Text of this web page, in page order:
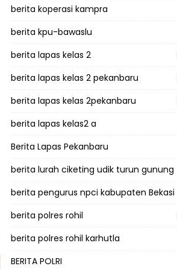
berita koperasi kampra
berita kpu-bawaslu
berita lapas kelas 2
berita lapas kelas 2 pekanbaru
berita lapas kelas 2pekanbaru
berita lapas kelas2 a
Berita Lapas Pekanbaru
berita lurah ciketing udik turun gunung
berita pengurus npci kabupaten Bekasi
berita polres rohil
berita polres rohil karhutla
BERITA POLRI